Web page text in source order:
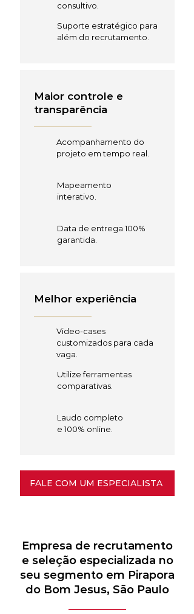
consultivo.
Suporte estratégico para
além do recrutamento.
Maior controle e
transparência
Acompanhamento do
projeto em tempo real.
Mapeamento
interativo.
Data de entrega 100%
garantida.
Melhor experiência
Video-cases
customizados para cada
vaga.
Utilize ferramentas
comparativas.
Laudo completo
e 100% online.
FALE COM UM ESPECIALISTA
Empresa de recrutamento
e seleção especializada no
seu segmento em Pirapora
do Bom Jesus, São Paulo